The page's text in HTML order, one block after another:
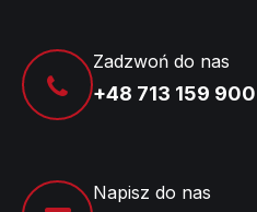
Zadzwoń do nas
+48 713 159 900
Napisz do nas